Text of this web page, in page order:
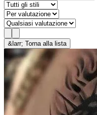
&larr; Torna alla lista